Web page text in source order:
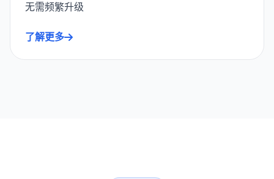
无需频繁升级
了解更多